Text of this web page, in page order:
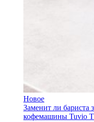
Новое
Заменит ли бариста
кофемашины Tuvio